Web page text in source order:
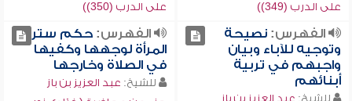
على الدرب (349))
على الدرب (350))
الفهرس:نصيحة
وتوجيه للآباء وبيان
واجبهم في تربية
أبنائهم
للشيخ: عبد العزيز بن باز
الفهرس:حكم ستر
المرأة لوجهها وكفيها
في الصلاة وخارجها
للشيخ: عبد العزيز بن باز